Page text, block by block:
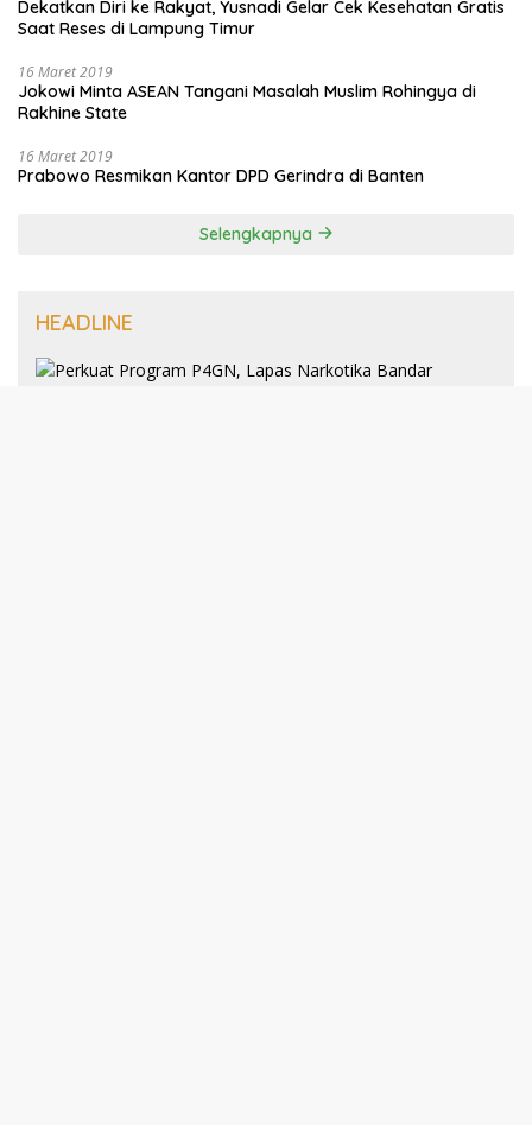
Dekatkan Diri ke Rakyat, Yusnadi Gelar Cek Kesehatan Gratis
Saat Reses di Lampung Timur
16 Maret 2019
Jokowi Minta ASEAN Tangani Masalah Muslim Rohingya di
Rakhine State
16 Maret 2019
Prabowo Resmikan Kantor DPD Gerindra di Banten
Selengkapnya
HEADLINE